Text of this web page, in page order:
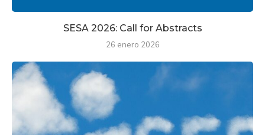
SESA 2026: Call for Abstracts
26 enero 2026